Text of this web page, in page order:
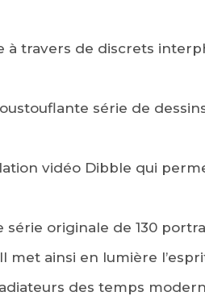
à travers de discrets
série de
vidéo Dibble qui
série originale de 130
met ainsi en lumière
des temps